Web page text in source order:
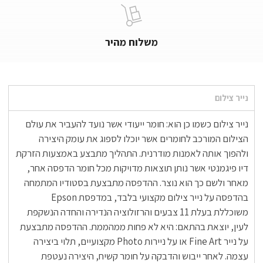
משלוח מהיר
נייר צילום
נייר צילום כשמו כן הוא: חומר ייעודי אשר נועד להעביר את עולם
הצילום המורכב לחומרים אשר יוכלו לספוג את עומק היצירה
ולהפוך אותה לאמנות מודרנית. התהליך מתבצע באמצעות הזרקת
דיו פיגמנטי אשר נותן תוצאות מדויקות מכל חומר הדפסה אחר,
מאחר ולשם כך הוא נוצר. ההדפסה מתבצעת בסטודיו המתמחה
בהדפסה על נייר צילום מקצועי בלבד, במדפסת Epson
משוכללת בעלת 11 צבעים והרזולוציה הנדירה והחדה הנשקפת
לעין, יוצאת בהתאם: היא לא פחות ממהממת. ההדפסה מתבצעת
על נייר Fine Art או על ניירות Photo מקצועיים, תלוי ביצירה
עצמה. לאחר ייבוש והדבקה על חומר קשיח, היצירה נעטפת